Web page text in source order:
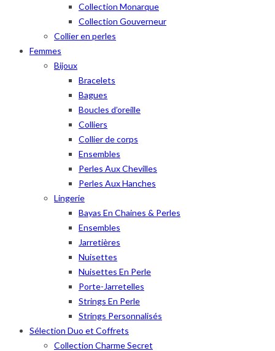
Collection Monarque
Collection Gouverneur
Collier en perles
Femmes
Bijoux
Bracelets
Bagues
Boucles d’oreille
Colliers
Collier de corps
Ensembles
Perles Aux Chevilles
Perles Aux Hanches
Lingerie
Bayas En Chaines & Perles
Ensembles
Jarretières
Nuisettes
Nuisettes En Perle
Porte-Jarretelles
Strings En Perle
Strings Personnalisés
Sélection Duo et Coffrets
Collection Charme Secret